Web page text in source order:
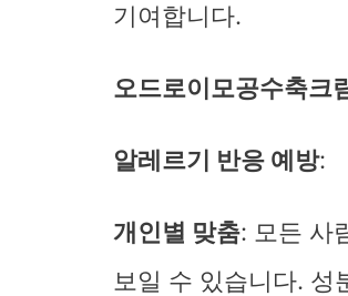
기여합니다.
오드로이모공수축크
알레르기 반응 예방:
개인별 맞춤: 모든 사
보일 수 있습니다. 성